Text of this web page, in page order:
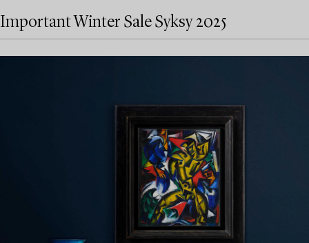
Important Winter Sale Syksy 2025